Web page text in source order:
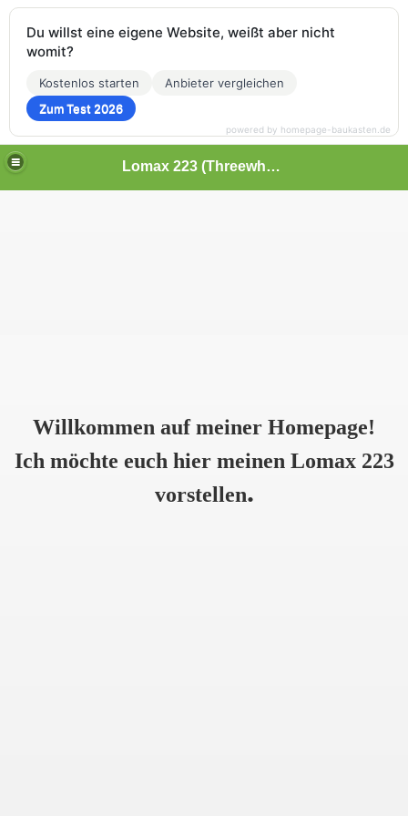
Lomax 223 (Threewheeler) - Citroën 2CV Ente
Willkommen auf meiner Homepage!
Ich möchte euch hier meinen Lomax 223
vorstellen.
Du willst eine eigene Website, weißt aber nicht
womit?
Kostenlos starten
Anbieter vergleichen
Zum Test 2026
powered by homepage-baukasten.de